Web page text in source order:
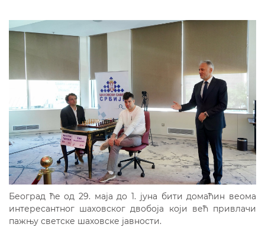
Београд ће од 29. маја до 1. јуна бити домаћин веома
интересантног шаховског двобоја који већ привлачи
пажњу светске шаховске јавности.